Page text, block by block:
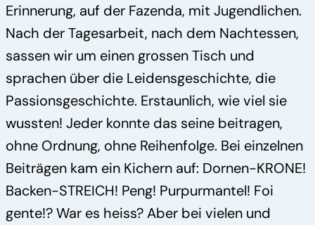
Erinnerung, auf der Fazenda, mit Jugendlichen.
Nach der Tagesarbeit, nach dem Nachtessen,
sassen wir um einen grossen Tisch und
sprachen über die Leidensgeschichte, die
Passionsgeschichte. Erstaunlich, wie viel sie
wussten! Jeder konnte das seine beitragen,
ohne Ordnung, ohne Reihenfolge. Bei einzelnen
Beiträgen kam ein Kichern auf: Dornen-KRONE!
Backen-STREICH! Peng! Purpurmantel! Foi
gente!? War es heiss? Aber bei vielen und